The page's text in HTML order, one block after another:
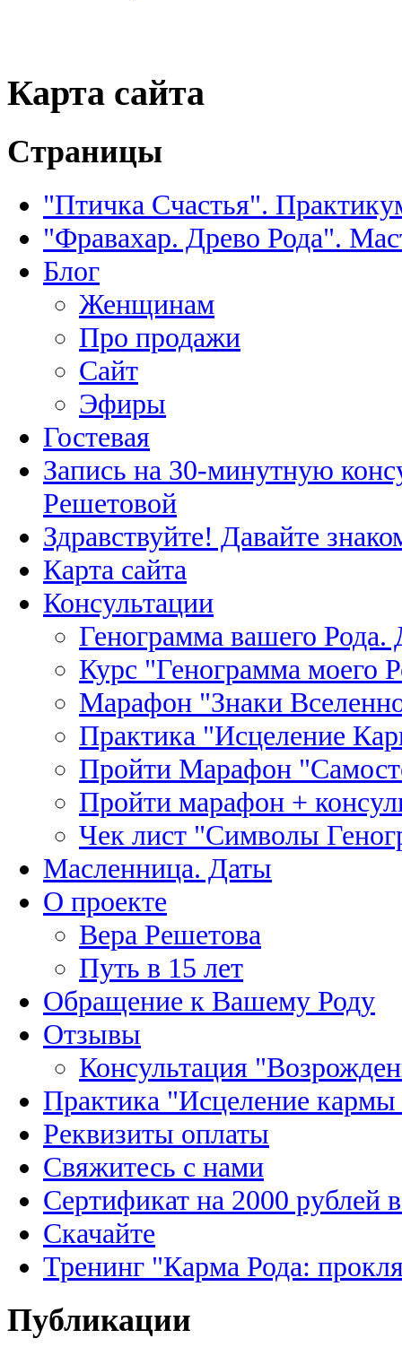
Карта сайта
Страницы
"Птичка Счастья".
"Фравахар. Древо Рода".
Блог
Женщинам
Про продажи
Сайт
Эфиры
Гостевая
Запись на 30-минутную
Решетовой
Здравствуйте! Давайте
Карта сайта
Консультации
Генограмма вашего Рода.
Курс "Генограмма моего
Марафон "Знаки
Практика "Исцеление
Пройти Марафон
Пройти марафон +
Чек лист "Символы
Масленница. Даты
О проекте
Вера Решетова
Путь в 15 лет
Обращение к Вашему Роду
Отзывы
Консультация
Практика "Исцеление кармы
Реквизиты оплаты
Свяжитесь с нами
Сертификат на 2000 рублей
Скачайте
Тренинг "Карма Рода:
Публикации